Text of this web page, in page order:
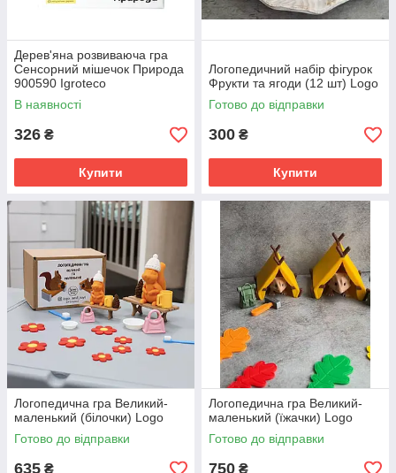
Дерев'яна розвиваюча гра
Сенсорний мішечок Природа
900590 Igroteco
В наявності
326 ₴
Купити
Логопедичний набір фігурок
Фрукти та ягоди (12 шт) Logo
Готово до відправки
300 ₴
Купити
Логопедична гра Великий-
маленький (білочки) Logo
Готово до відправки
635 ₴
Логопедична гра Великий-
маленький (їжачки) Logo
Готово до відправки
750 ₴